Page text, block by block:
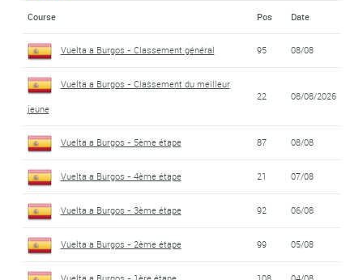
Course Pos Date
Vuelta a Burgos - Classement général 95 08/08
Vuelta a Burgos - Classement du meilleur
jeune
22 08/08/2026
Vuelta a Burgos - 5ème étape 87 08/08
Vuelta a Burgos - 4ème étape 21 07/08
Vuelta a Burgos - 3ème étape 92 06/08
Vuelta a Burgos - 2ème étape 99 05/08